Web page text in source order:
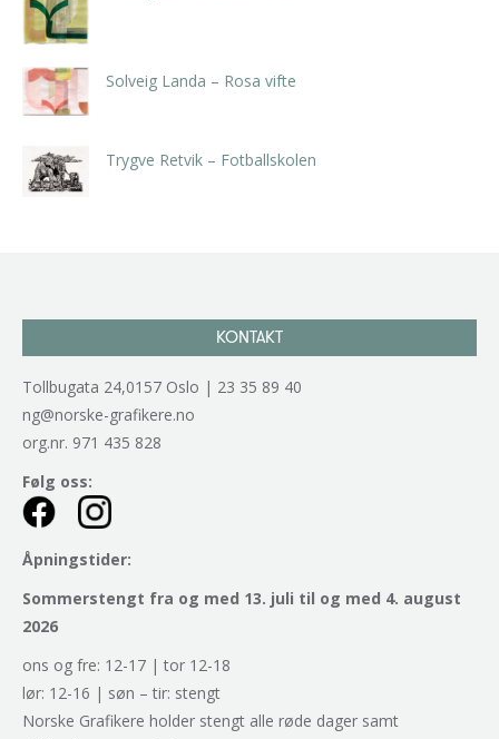
Solveig Landa – Rosa vifte
Trygve Retvik – Fotballskolen
KONTAKT
Tollbugata 24,0157 Oslo | 23 35 89 40
ng@norske-grafikere.no
org.nr. 971 435 828
Følg oss:
Åpningstider:
Sommerstengt fra og med 13. juli til og med 4. august
2026
ons og fre: 12-17 | tor 12-18
lør: 12-16 | søn – tir: stengt
Norske Grafikere holder stengt alle røde dager samt